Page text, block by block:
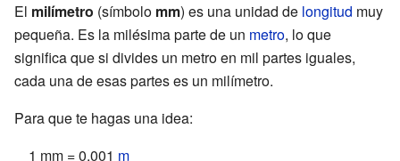
El milímetro (símbolo mm) es una unidad de longitud muy
pequeña. Es la milésima parte de un metro, lo que
significa que si divides un metro en mil partes iguales,
cada una de esas partes es un milímetro.
Para que te hagas una idea:
1 mm = 0,001 m